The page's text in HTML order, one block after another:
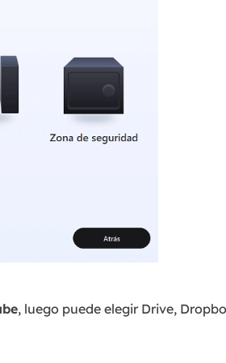
, luego puede elegir Drive,